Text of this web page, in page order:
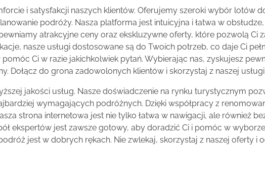
i satysfakcji naszych klientów. Oferujemy szeroki wybór lotów
podróży. Nasza platforma jest intuicyjna i łatwa w
atrakcyjne ceny oraz ekskluzywne oferty, które pozwolą Ci
nasze usługi dostosowane są do Twoich potrzeb, co daje Ci
Ci w razie jakichkolwiek pytań. Wybierając nas, zyskujesz
Dołącz do grona zadowolonych klientów i skorzystaj z naszej
jakości usług. Nasze doświadczenie na rynku turystycznym
wymagających podróżnych. Dzięki współpracy z
strona internetowa jest nie tylko łatwa w nawigacji, ale również
ekspertów jest zawsze gotowy, aby doradzić Ci i pomóc w
jest w dobrych rękach. Nie zwlekaj, skorzystaj z naszej oferty i